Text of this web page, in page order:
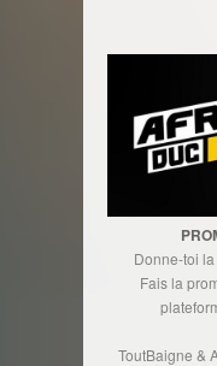
Donne-toi
Fais la
ToutBaigne &